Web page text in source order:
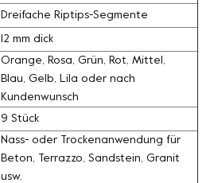
Dreifache Riptips-Segmente
12 mm dick
Orange, Rosa, Grün, Rot, Mittel,
Blau, Gelb, Lila oder nach
Kundenwunsch
9 Stück
Nass- oder Trockenanwendung für
Beton, Terrazzo, Sandstein, Granit
usw.